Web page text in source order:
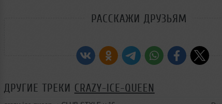
РАССКАЖИ ДРУЗЬЯМ
ДРУГИЕ ТРЕКИ CRAZY-ICE-QUEEN